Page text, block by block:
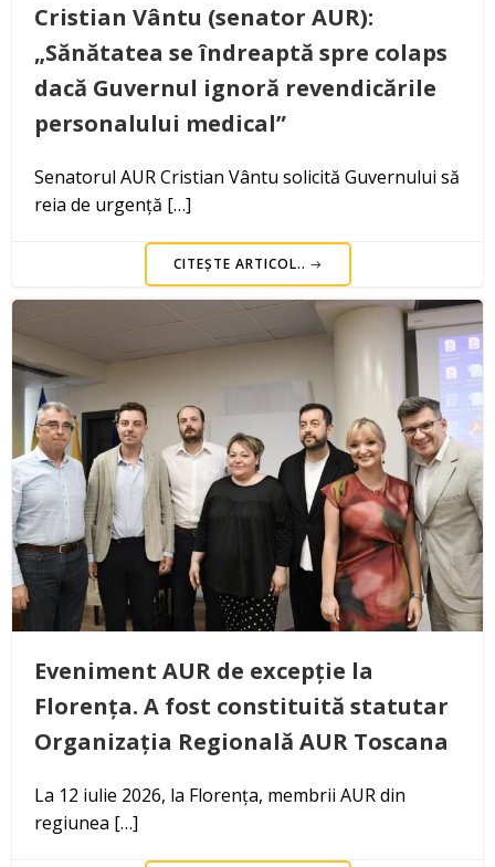
Cristian Vântu (senator AUR):
„Sănătatea se îndreaptă spre colaps
dacă Guvernul ignoră revendicările
personalului medical”
Senatorul AUR Cristian Vântu solicită Guvernului să
reia de urgență […]
CITEȘTE ARTICOL..
Eveniment AUR de excepție la
Florența. A fost constituită statutar
Organizația Regională AUR Toscana
La 12 iulie 2026, la Florența, membrii AUR din
regiunea […]